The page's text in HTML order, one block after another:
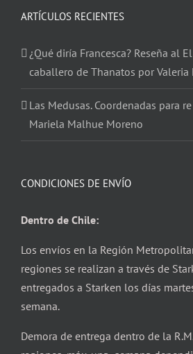
ARTÍCULOS RECIENTES
¿Qué diría Francesca? Reseña al
caballero de Thanatos por Valeria
Las Medusas. Coordenadas para
Mariela Malhue Moreno
CONDICIONES DE ENVÍO
Dentro de Chile:
Los envíos en la Región
regiones se realizan a través de
entregados a Starken los días
semana.
Demora de entrega dentro de la